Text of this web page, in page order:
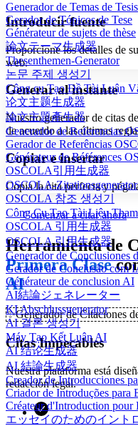
Generador de Temas de Tesis
Gerador de Tópicos de Tese
Générateur de sujets de thèse
論文テーマ生成器
Thesenthemen-Generator
논문 주제 생성기
Công cụ Tạo Đề Tài Luận
论文主题生成器
論文主題產生器
Generador de Referencias
Gerador de Referências
Générateur de Références
OSCOLA引用生成器
OSCOLA-Zitationsgenerator
OSCOLA 참조 생성기
Công Cụ Tạo Tài Liệu
OSCOLA 引用生成器
OSCOLA 引用生成器
Generador de Conclusiones
Gerador de Conclusão com
Générateur de conclusion AI
AI結論ジェネレーター
KI Abschlussgenerator
AI 결론 생성기
Máy Tạo Kết Luận AI
AI 结论生成器
AI 結論生成器
Creador de Introducciones
Criador de Introduções para
Créateur d'Introduction pour
エッセイのためのイント
Introducir fuente
Proporcione los detalles de
web.
Generar al instante
Nuestro generador de citas
de acuerdo a las últimas
Copiar e insertar
Copia la cita perfecta y
Comenzar a citar ahora
Herramienta de
Primera Clase
AI
✨Generador de Citaciones
Citas Impecables
Nuestra plataforma está
redacción legal.